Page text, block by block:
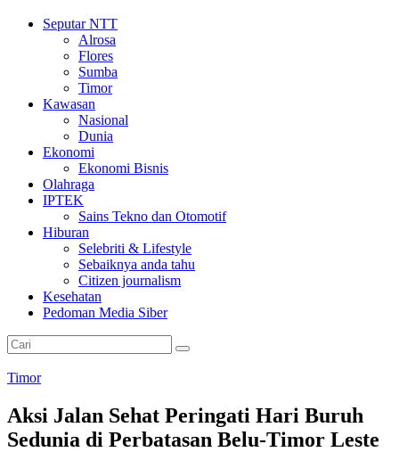
Seputar NTT
Alrosa
Flores
Sumba
Timor
Kawasan
Nasional
Dunia
Ekonomi
Ekonomi Bisnis
Olahraga
IPTEK
Sains Tekno dan Otomotif
Hiburan
Selebriti & Lifestyle
Sebaiknya anda tahu
Citizen journalism
Kesehatan
Pedoman Media Siber
Timor
Aksi Jalan Sehat Peringati Hari Buruh
Sedunia di Perbatasan Belu-Timor Leste